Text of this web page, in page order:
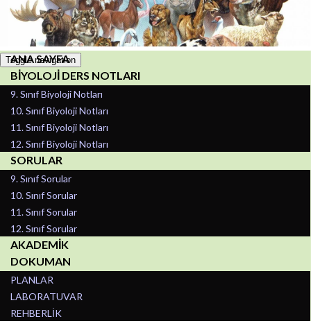
Toggle navigation
BİYOLOJİDERSİM
BİYOLOJİ HAYATTIR
ANA SAYFA
BİYOLOJİ DERS NOTLARI
9. Sınıf Biyoloji Notları
10. Sınıf Biyoloji Notları
11. Sınıf Biyoloji Notları
12. Sınıf Biyoloji Notları
SORULAR
9. Sınıf Sorular
10. Sınıf Sorular
11. Sınıf Sorular
12. Sınıf Sorular
AKADEMİK
DOKUMAN
PLANLAR
LABORATUVAR
REHBERLİK